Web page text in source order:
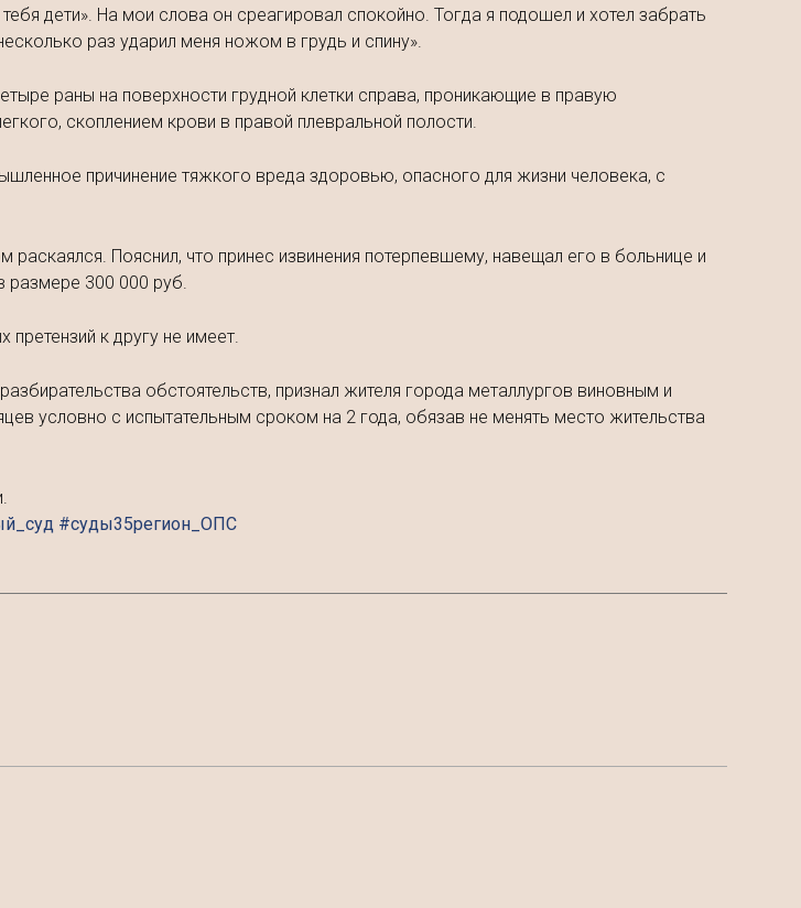
дети». На мои слова он среагировал спокойно. Тогда я подошел и хотел забрать
раз ударил меня ножом в грудь и спину».
раны на поверхности грудной клетки справа, проникающие в правую
скоплением крови в правой плевральной полости.
причинение тяжкого вреда здоровью, опасного для жизни человека, с
Пояснил, что принес извинения потерпевшему, навещал его в больнице и
размере 300 000 руб.
к другу не имеет.
обстоятельств, признал жителя города металлургов виновным и
условно с испытательным сроком на 2 года, обязав не менять место жительства
#суды35регион_ОПС